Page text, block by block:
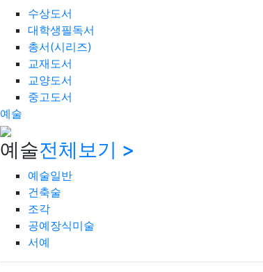
수상도서
대학생필독서
총서(시리즈)
교재도서
교양도서
중고도서
예술
예술전체보기 >
예술일반
건축술
조각
공예장식미술
서예